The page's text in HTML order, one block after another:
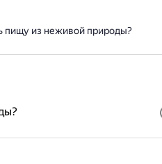
пищу из неживой природы?